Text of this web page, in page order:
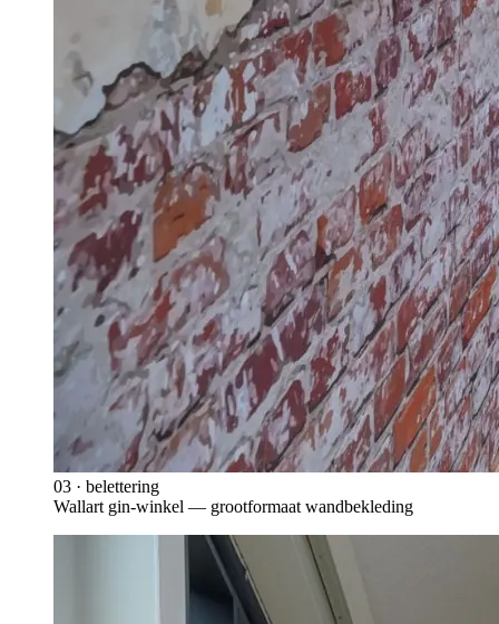
03 · belettering
Wallart gin-winkel — grootformaat wandbekleding